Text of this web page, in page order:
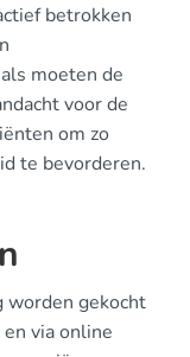
betrokken
moeten de
voor de
om zo
te bevorderen.
worden gekocht
via online